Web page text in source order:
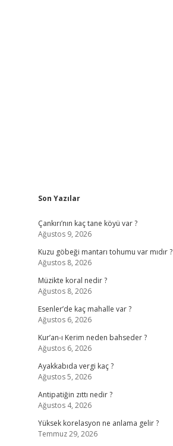
Sidebar
Son Yazılar
Çankırı’nın kaç tane köyü var ?
Ağustos 9, 2026
Kuzu göbeği mantarı tohumu var mıdır ?
Ağustos 8, 2026
Müzikte koral nedir ?
Ağustos 8, 2026
Esenler’de kaç mahalle var ?
Ağustos 6, 2026
Kur’an-ı Kerim neden bahseder ?
Ağustos 6, 2026
Ayakkabıda vergi kaç ?
Ağustos 5, 2026
Antipatiğin zıttı nedir ?
Ağustos 4, 2026
Yüksek korelasyon ne anlama gelir ?
Temmuz 29, 2026
hiltonbetilbet giriş yap